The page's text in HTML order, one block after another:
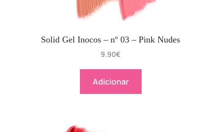
Solid Gel Inocos – nº 03 – Pink Nudes
9.90€
Adicionar